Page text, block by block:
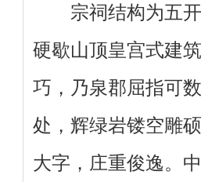
宗祠结构为五开
硬歇山顶皇宫式建
巧，乃泉郡屈指可
处，辉绿岩镂空雕
大字，庄重俊逸。